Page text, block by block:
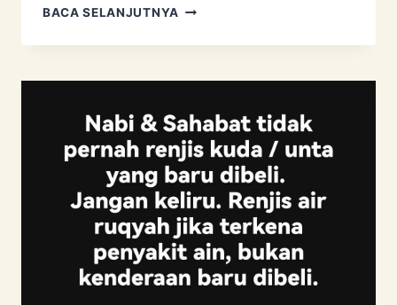
BACA SELANJUTNYA BIDAAH
AGAMA